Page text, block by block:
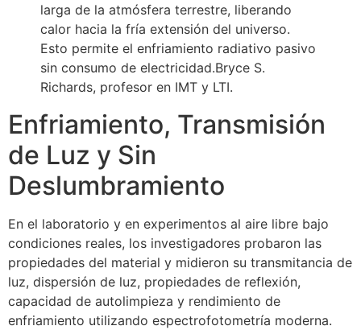
larga de la atmósfera terrestre, liberando
calor hacia la fría extensión del universo.
Esto permite el enfriamiento radiativo pasivo
sin consumo de electricidad.Bryce S.
Richards, profesor en IMT y LTI.
Enfriamiento, Transmisión
de Luz y Sin
Deslumbramiento
En el laboratorio y en experimentos al aire libre bajo
condiciones reales, los investigadores probaron las
propiedades del material y midieron su transmitancia de
luz, dispersión de luz, propiedades de reflexión,
capacidad de autolimpieza y rendimiento de
enfriamiento utilizando espectrofotometría moderna.